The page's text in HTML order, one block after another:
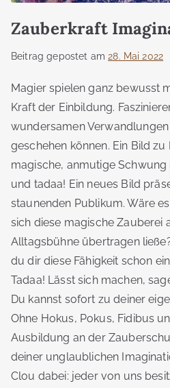
Zauberkraft
Beitrag gepostet am28. Mai 2022
Magier spielen ganz bewusst
Kraft der Einbildung.
wundersamen
geschehen können. Ein Bild
magische, anmutige
und tadaa! Ein neues Bild
staunenden Publikum. Wäre
sich diese magische Zauberei
Alltagsbühne übertragen
du dir diese Fähigkeit schon
Tadaa! Lässt sich machen,
Du kannst sofort zu deiner
Ohne Hokus, Pokus, Fidibus
Ausbildung an der
deiner unglaublichen
Clou dabei: jeder von uns